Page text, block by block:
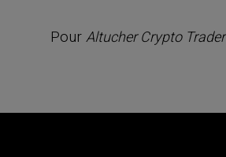
Pour Altucher Crypto Trader